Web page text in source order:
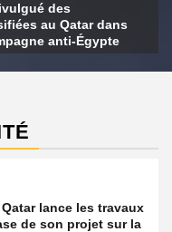
des
au Qatar dans
anti-Égypte
lance les travaux
de son projet sur la